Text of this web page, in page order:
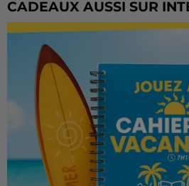
CADEAUX AUSSI SUR